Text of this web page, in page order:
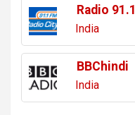
Radio 91.1
India
BBChindi
India